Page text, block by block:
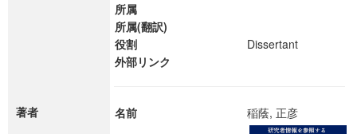
著者
所属
所属(翻訳)
役割
Dissertant
外部リンク
名前 稲蔭, 正彦